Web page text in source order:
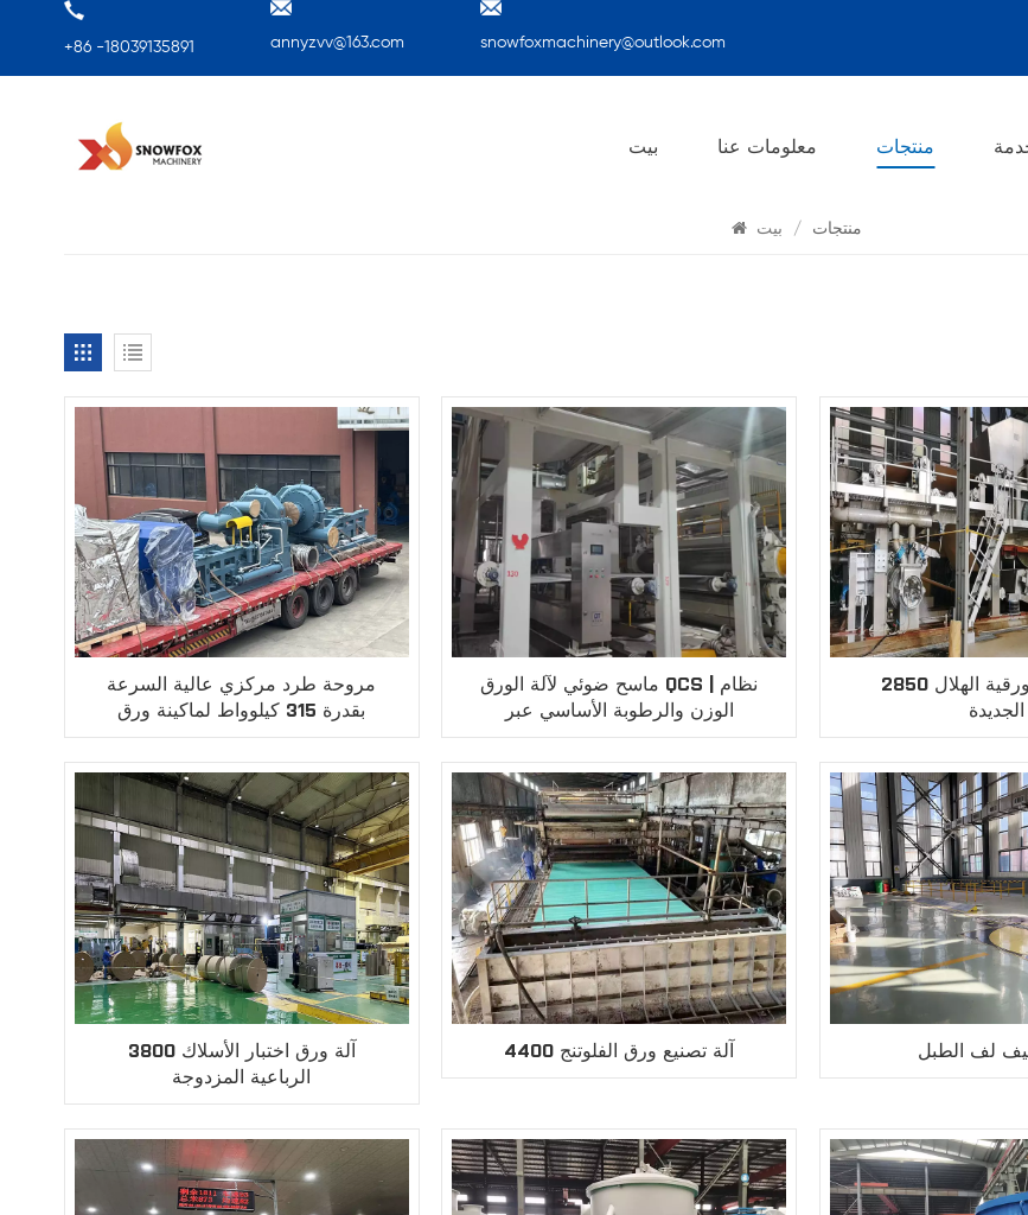
+86 -18039135891 annyzvv@163.com snowfoxmachinery@outlook.com
بيت معلومات عنا منتجات منتجات
/ منتجات
مروحة طرد مركزي عالية السرعة
بقدرة 315 كيلوواط لماكينة ورق
الكرافت
ماسح ضوئي لآلة الورق QCS | نظام
الوزن والرطوبة الأساسي عبر
الإنترنت
2850 آلة مناديل ورقية الهلال
الجديدة
3800 آلة ورق اختبار الأسلاك
الرباعية المزدوجة
4400 آلة تصنيع ورق الفلوتنج لف الطبل